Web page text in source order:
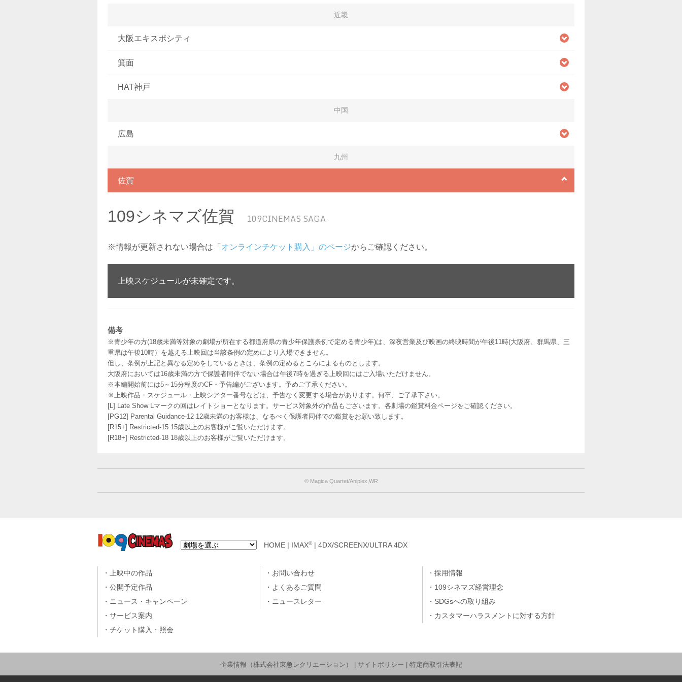
近畿
大阪エキスポシティ
箕面
HAT神戸
中国
広島
九州
佐賀
109シネマズ佐賀 109CINEMAS SAGA
※情報が更新されない場合は 「オンラインチケット購入」のページからご確認ください。
上映スケジュールが未確定です。
備考
※青少年の方(18歳未満等対象の劇場が所在する都道府県の青少年保護条例で定める青少年)は、深夜営業及び映画の終映時間が午後11時(大阪府、群馬県、三
重県は午後10時）を越える上映回は当該条例の定めにより入場できません。
但し、条例が上記と異なる定めをしているときは、条例の定めるところによるものとします。
大阪府においては16歳未満の方で保護者同伴でない場合は午後7時を過ぎる上映回にはご入場いただけません。
※本編開始前には5～15分程度のCF・予告編がございます。予めご了承ください。
※上映作品・スケジュール・上映シアター番号などは、予告なく変更する場合があります。何卒、ご了承下さい。
[L] Late Show Lマークの回はレイトショーとなります。サービス対象外の作品もございます。各劇場の鑑賞料金ページをご確認ください。
[PG12] Parental Guidance-12 12歳未満のお客様は、なるべく保護者同伴での鑑賞をお願い致します。
[R15+] Restricted-15 15歳以上のお客様がご覧いただけます。
[R18+] Restricted-18 18歳以上のお客様がご覧いただけます。
© Magica Quartet/Aniplex,WR
HOME IMAX®| 4DX/SCREENX/ULTRA 4DX
上映中の作品
公開予定作品
ニュース・キャンペーン
サービス案内
チケット購入・照会
お問い合わせ
よくあるご質問
ニュースレター
採用情報
109シネマズ経営理念
SDGsへの取り組み
カスタマーハラスメントに対する方針
企業情報（株式会社東急レクリエーション） サイトポリシー 特定商取引法表記